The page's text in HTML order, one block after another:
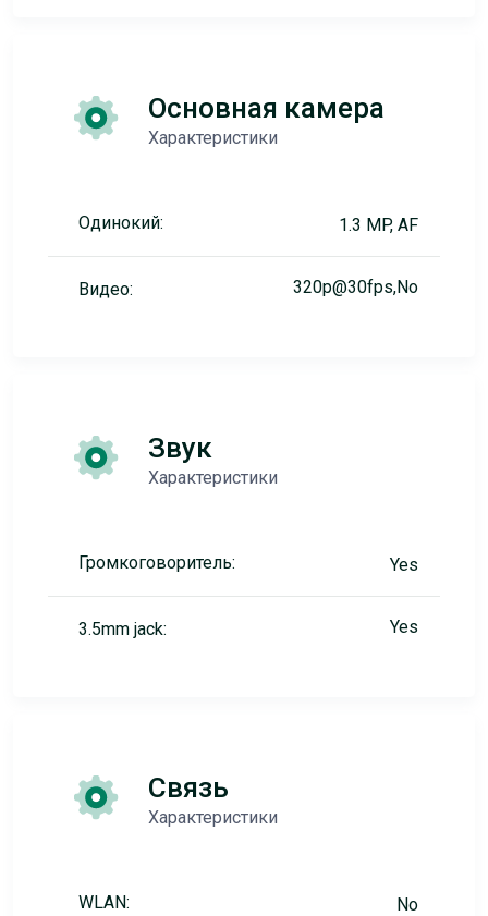
Основная камера
Характеристики
Одинокий: 1.3 MP, AF
Видео: 320p@30fps,No
Звук
Характеристики
Громкоговоритель: Yes
3.5mm jack: Yes
Связь
Характеристики
WLAN: No